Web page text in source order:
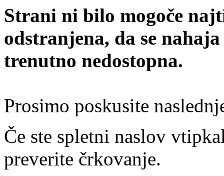
Strani ni bilo mogoče
odstranjena, da se
trenutno nedostopna.
Prosimo poskusite
Če ste spletni naslov
preverite črkovanje.